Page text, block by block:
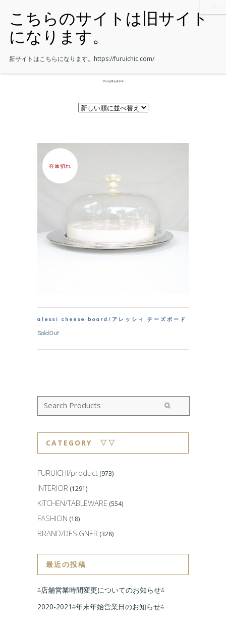
1件の結果を表示中
在庫切れ
alessi cheese board/アレッシィ チーズボード
SoldOut
CATEGORY ▽▽
FURUICHI/product (973)
INTERIOR (1291)
KITCHEN/TABLEWARE (554)
FASHION (18)
BRAND/DESIGNER (328)
最近の投稿
⁂店舗営業時間変更についてのお知らせ⁂
2020-2021⁂年末年始営業日のお知らせ⁂
新サイトはこちらになります。 https://furuichic.com/